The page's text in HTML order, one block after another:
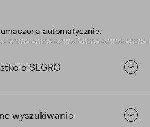
automatycznie.
o SEGRO
wyszukiwanie